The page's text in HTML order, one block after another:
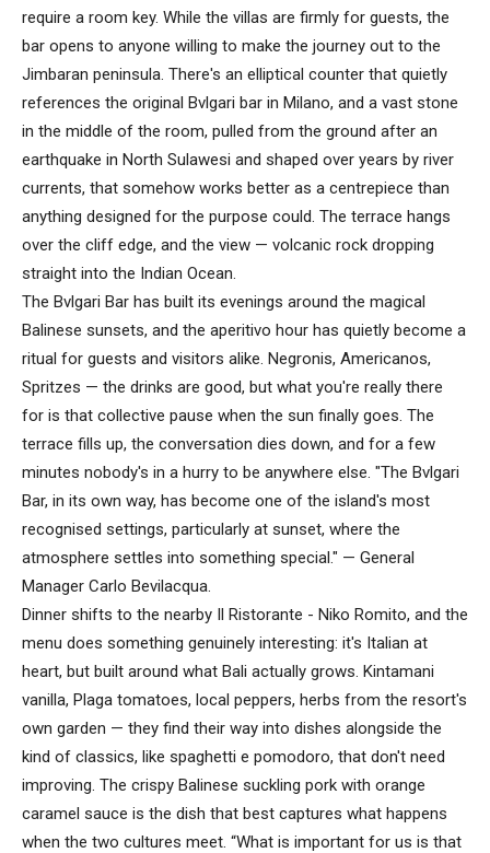
require a room key. While the villas are firmly for guests, the
bar opens to anyone willing to make the journey out to the
Jimbaran peninsula. There's an elliptical counter that quietly
references the original Bvlgari bar in Milano, and a vast stone
in the middle of the room, pulled from the ground after an
earthquake in North Sulawesi and shaped over years by river
currents, that somehow works better as a centrepiece than
anything designed for the purpose could. The terrace hangs
over the cliff edge, and the view — volcanic rock dropping
straight into the Indian Ocean.
The Bvlgari Bar has built its evenings around the magical
Balinese sunsets, and the aperitivo hour has quietly become a
ritual for guests and visitors alike. Negronis, Americanos,
Spritzes — the drinks are good, but what you're really there
for is that collective pause when the sun finally goes. The
terrace fills up, the conversation dies down, and for a few
minutes nobody's in a hurry to be anywhere else. "The Bvlgari
Bar, in its own way, has become one of the island's most
recognised settings, particularly at sunset, where the
atmosphere settles into something special." — General
Manager Carlo Bevilacqua.
Dinner shifts to the nearby Il Ristorante - Niko Romito, and the
menu does something genuinely interesting: it's Italian at
heart, but built around what Bali actually grows. Kintamani
vanilla, Plaga tomatoes, local peppers, herbs from the resort's
own garden — they find their way into dishes alongside the
kind of classics, like spaghetti e pomodoro, that don't need
improving. The crispy Balinese suckling pork with orange
caramel sauce is the dish that best captures what happens
when the two cultures meet. “What is important for us is that